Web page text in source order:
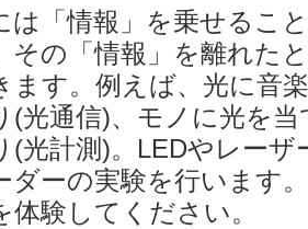
は「情報」を乗せるこ
その「情報」を離れた
ます。例えば、光に音
(光通信)、モノに光を
(光計測)。LEDやレー
ダーの実験を行います
体験してください。